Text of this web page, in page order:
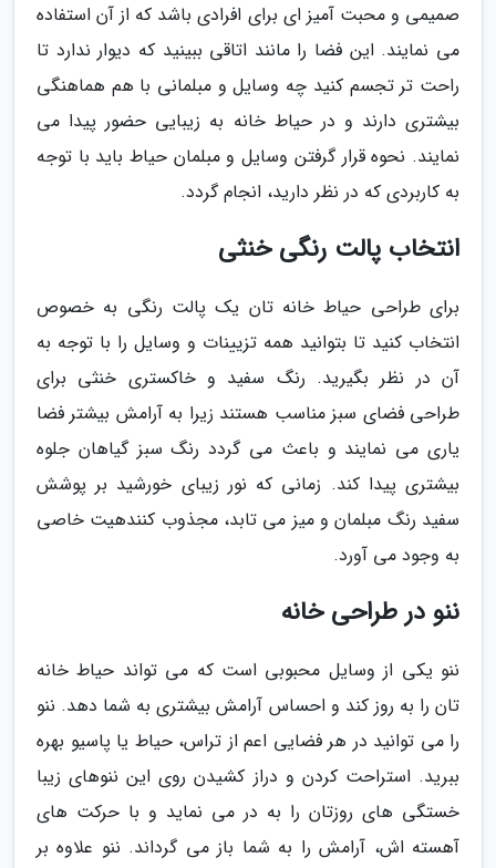
صمیمی و محبت آمیز ای برای افرادی باشد که از آن استفاده
می نمایند. این فضا را مانند اتاقی ببینید که دیوار ندارد تا
راحت تر تجسم کنید چه وسایل و مبلمانی با هم هماهنگی
بیشتری دارند و در حیاط خانه به زیبایی حضور پیدا می
نمایند. نحوه قرار گرفتن وسایل و مبلمان حیاط باید با توجه
به کاربردی که در نظر دارید، انجام گردد.
انتخاب پالت رنگی خنثی
برای طراحی حیاط خانه تان یک پالت رنگی به خصوص
انتخاب کنید تا بتوانید همه تزیینات و وسایل را با توجه به
آن در نظر بگیرید. رنگ سفید و خاکستری خنثی برای
طراحی فضای سبز مناسب هستند زیرا به آرامش بیشتر فضا
یاری می نمایند و باعث می گردد رنگ سبز گیاهان جلوه
بیشتری پیدا کند. زمانی که نور زیبای خورشید بر پوشش
سفید رنگ مبلمان و میز می تابد، مجذوب کنندهیت خاصی
به وجود می آورد.
ننو در طراحی خانه
ننو یکی از وسایل محبوبی است که می تواند حیاط خانه
تان را به روز کند و احساس آرامش بیشتری به شما دهد. ننو
را می توانید در هر فضایی اعم از تراس، حیاط یا پاسیو بهره
ببرید. استراحت کردن و دراز کشیدن روی این ننوهای زیبا
خستگی های روزتان را به در می نماید و با حرکت های
آهسته اش، آرامش را به شما باز می گرداند. ننو علاوه بر